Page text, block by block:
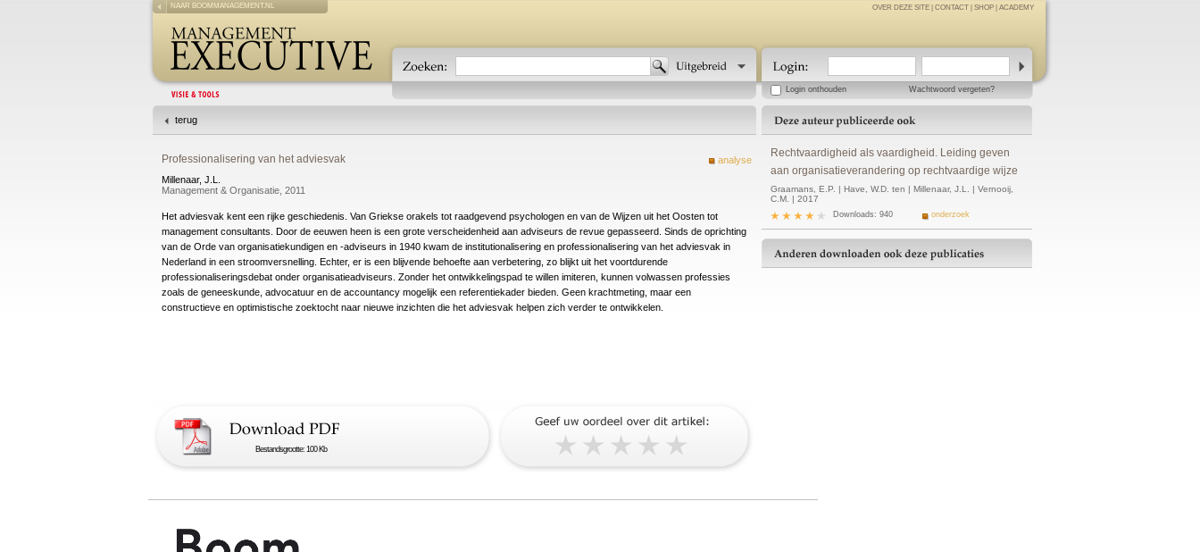
NAAR BOOMMANAGEMENT.NL OVER DEZE SITE CONTACT SHOP ACADEMY
Login onthouden Wachtwoord vergeten?
terug
analyse
Professionalisering van het adviesvak
Millenaar, J.L.
Management & Organisatie, 2011
Het adviesvak kent een rijke geschiedenis. Van Griekse orakels tot raadgevend psychologen en van de Wijzen uit het Oosten tot
management consultants. Door de eeuwen heen is een grote verscheidenheid aan adviseurs de revue gepasseerd. Sinds de oprichting
van de Orde van organisatiekundigen en -adviseurs in 1940 kwam de institutionalisering en professionalisering van het adviesvak in
Nederland in een stroomversnelling. Echter, er is een blijvende behoefte aan verbetering, zo blijkt uit het voortdurende
professionaliseringsdebat onder organisatieadviseurs. Zonder het ontwikkelingspad te willen imiteren, kunnen volwassen professies
zoals de geneeskunde, advocatuur en de accountancy mogelijk een referentiekader bieden. Geen krachtmeting, maar een
constructieve en optimistische zoektocht naar nieuwe inzichten die het adviesvak helpen zich verder te ontwikkelen.
Bestandsgrootte: 100 Kb
Rechtvaardigheid als vaardigheid. Leiding geven
aan organisatieverandering op rechtvaardige wijze
Graamans, E.P. | Have, W.D. ten | Millenaar, J.L. | Vernooij,
C.M. | 2017
Downloads: 940 onderzoek